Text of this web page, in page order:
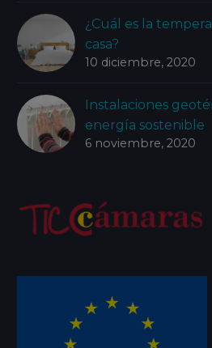
¿Cuál es la
casa?
10 diciembre, 2020
Instalaciones
energía sostenible
6 noviembre, 2020